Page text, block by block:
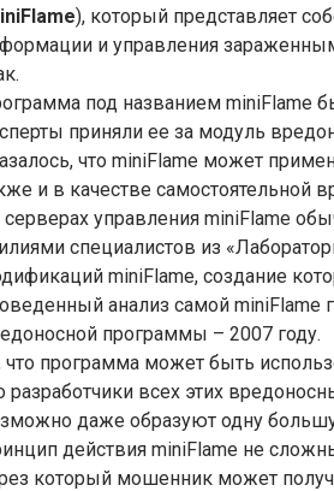
), который представляет
и управления
под названием miniFlame
приняли ее за модуль
что miniFlame может
и в качестве самостоятельной
серверах управления miniFlame
специалистов из
miniFlame, создание
анализ самой miniFlame
программы – 2007 году.
что программа может быть
разработчики всех этих
даже образуют одну
действия miniFlame не
который мошенник может